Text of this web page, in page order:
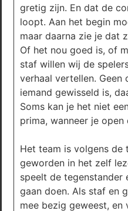
gretig zijn. En dat de
loopt. Aan het begin
maar daarna zie je dat
Of het nou goed is, of
staf willen wij de
verhaal vertellen. Geen
iemand gewisseld is,
Soms kan je het niet
prima, wanneer je open
Het team is volgens de
geworden in het zelf
speelt de tegenstander
gaan doen. Als staf en
mee bezig geweest,